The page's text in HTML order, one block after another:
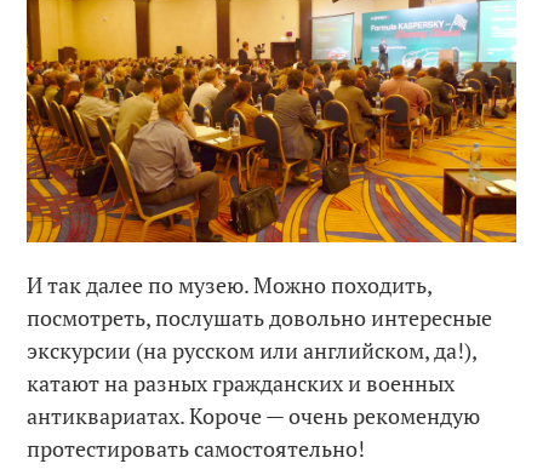
И так далее по музею. Можно походить,
посмотреть, послушать довольно интересные
экскурсии (на русском или английском, да!),
катают на разных гражданских и военных
антиквариатах. Короче — очень рекомендую
протестировать самостоятельно!